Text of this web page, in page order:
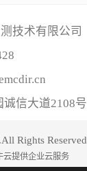
技术有限公司
信大道2108号
Rights Reserved
云提供企业云服务